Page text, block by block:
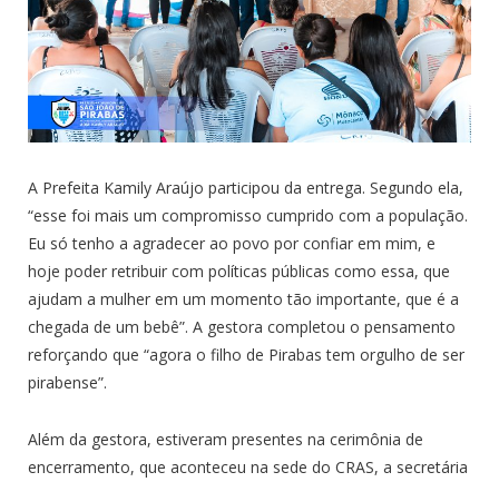
A Prefeita Kamily Araújo participou da entrega. Segundo ela,
“esse foi mais um compromisso cumprido com a população.
Eu só tenho a agradecer ao povo por confiar em mim, e
hoje poder retribuir com políticas públicas como essa, que
ajudam a mulher em um momento tão importante, que é a
chegada de um bebê”. A gestora completou o pensamento
reforçando que “agora o filho de Pirabas tem orgulho de ser
pirabense”.
Além da gestora, estiveram presentes na cerimônia de
encerramento, que aconteceu na sede do CRAS, a secretária